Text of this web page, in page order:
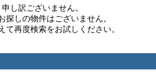
申し訳ございません。
探しの物件はございません。
て再度検索をお試しください。